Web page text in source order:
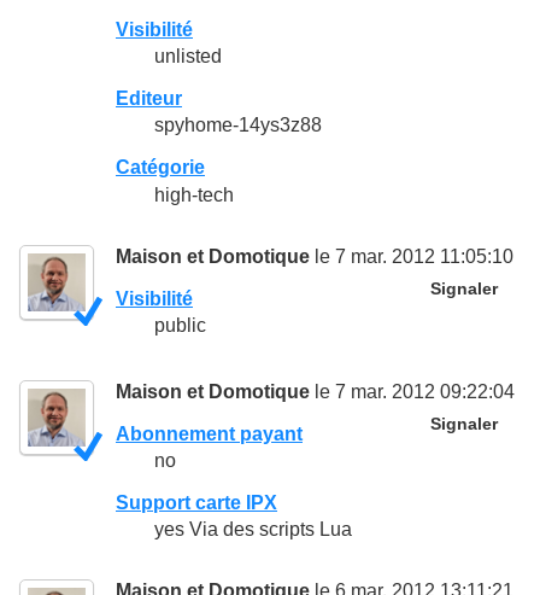
Visibilité
unlisted
Editeur
spyhome-14ys3z88
Catégorie
high-tech
Maison et Domotique le 7 mar. 2012 11:05:10
Signaler
Visibilité
public
Maison et Domotique le 7 mar. 2012 09:22:04
Signaler
Abonnement payant
no
Support carte IPX
yes Via des scripts Lua
Maison et Domotique le 6 mar. 2012 13:11:21